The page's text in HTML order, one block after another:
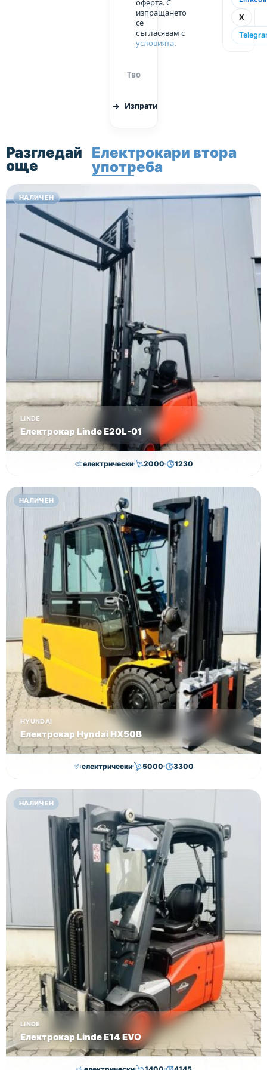
оферта. С
изпращането
се
съгласявам с
условията.
Изпрати
X
Разгледай
още
Електрокари втора
употреба
НАЛИЧЕН
LINDE
Електрокар Linde Е20L-01
електрически 2000 1230
16,750.00€15,250.00€
Височина Година
2011
Състояние
втора употреба
НАЛИЧЕН
HYUNDAI
Електрокар Hyndai HX50B
електрически 5000 3300
30,000.00€29,000.00€
Височина Година
2018 втора употреба
НАЛИЧЕН
LINDE
Електрокар Linde E14 EVO